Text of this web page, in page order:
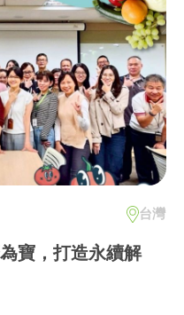
台灣
寶，打造永續解